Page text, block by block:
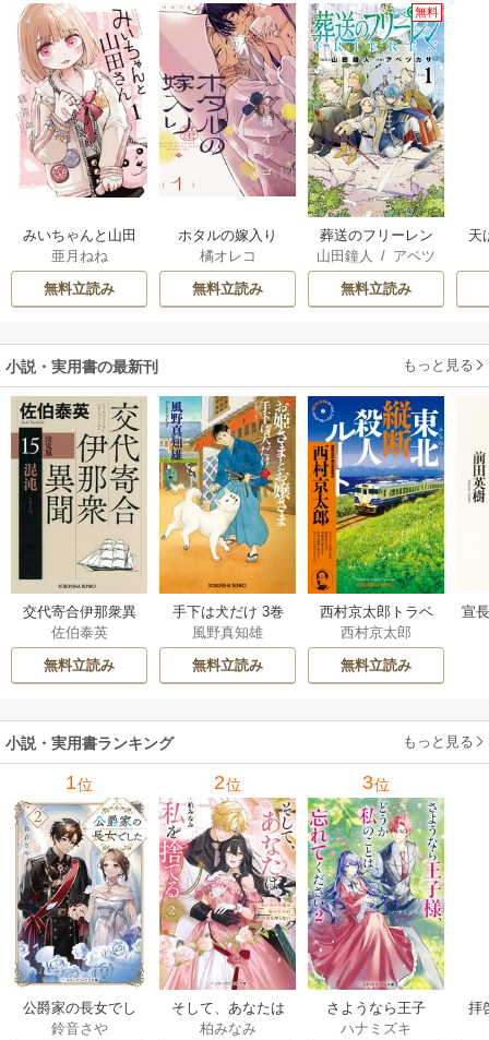
みいちゃんと山田
さん
亜月ねね
無料立読み
ホタルの嫁入り
橘オレコ
無料立読み
無料
葬送のフリーレン
山田鐘人 / アベツ
カサ
無料立読み
天
小説・実用書の最新刊 もっと見る
交代寄合伊那衆異
聞 15巻
佐伯泰英
無料立読み
手下は犬だけ 3巻
風野真知雄
無料立読み
西村京太郎トラベ
ルミステリー・セ
レクション 2巻
西村京太郎
無料立読み
宣
小説・実用書ランキング もっと見る
1位
公爵家の長女でし
た
鈴音さや
2位
そして、あなたは
私を捨てる
柏みなみ
3位
さようなら王子
様、どうか私のこ
ハナミズキ
拝